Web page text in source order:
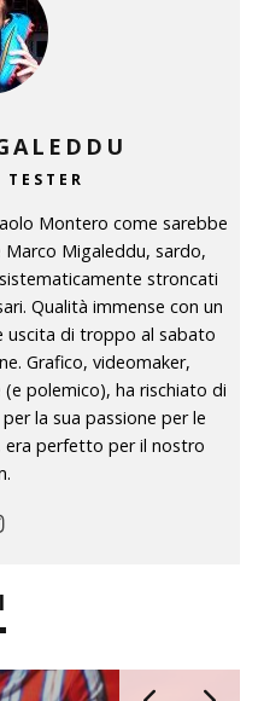
Montero come sarebbe
Migaleddu, sardo,
stroncati
Qualità immense con un
uscita di troppo al sabato
Grafico, videomaker,
polemico), ha rischiato di
la sua passione per le
era perfetto per il nostro